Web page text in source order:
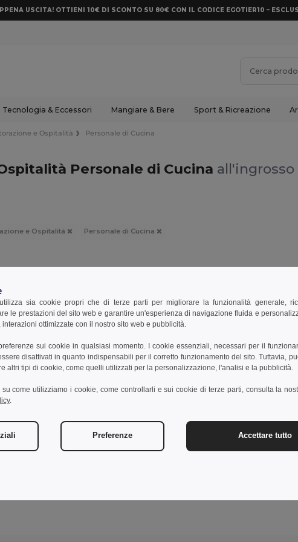
USCITA! OTTIENI 10€ DI SCONTO SU 80€ CON IL CODICE EGOTIER10 –
Tecnologia & Eccessori Mangiare & Bere Sport & Ricreazione
e Ospitalità Personale di Cucina
Personale di Cucina
e Ospitalità Personale di Cucina
sia cookie propri che di terze parti per migliorare la funzionalità generale,
le prestazioni del sito web e garantire un'esperienza di navigazione fluida e
ottimizzate con il nostro sito web e pubblicità.
sui cookie in qualsiasi momento. I cookie essenziali, necessari per il
disattivati in quanto indispensabili per il corretto funzionamento del sito. Tuttavia,
altri tipi di cookie, come quelli utilizzati per la personalizzazione, l'analisi e la pubblicità.
come utilizziamo i cookie, come controllarli e sui cookie di terze parti, consulta la
.
Preferenze Accettare tutto